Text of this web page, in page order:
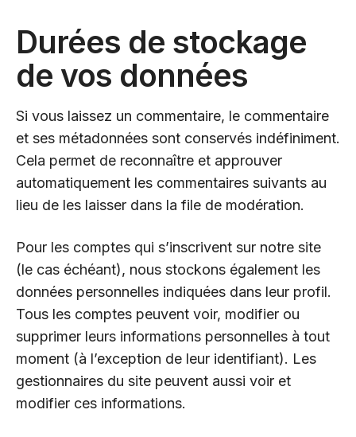
Durées de stockage
de vos données
Si vous laissez un commentaire, le commentaire
et ses métadonnées sont conservés indéfiniment.
Cela permet de reconnaître et approuver
automatiquement les commentaires suivants au
lieu de les laisser dans la file de modération.
Pour les comptes qui s’inscrivent sur notre site
(le cas échéant), nous stockons également les
données personnelles indiquées dans leur profil.
Tous les comptes peuvent voir, modifier ou
supprimer leurs informations personnelles à tout
moment (à l’exception de leur identifiant). Les
gestionnaires du site peuvent aussi voir et
modifier ces informations.